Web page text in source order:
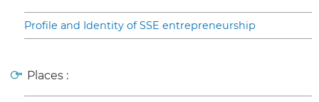
Profile and Identity of SSE entrepreneurship
Places :